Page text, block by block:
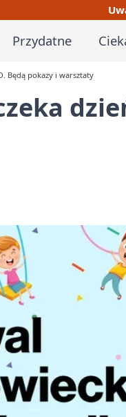
Przydatne
Będą pokazy i warsztaty